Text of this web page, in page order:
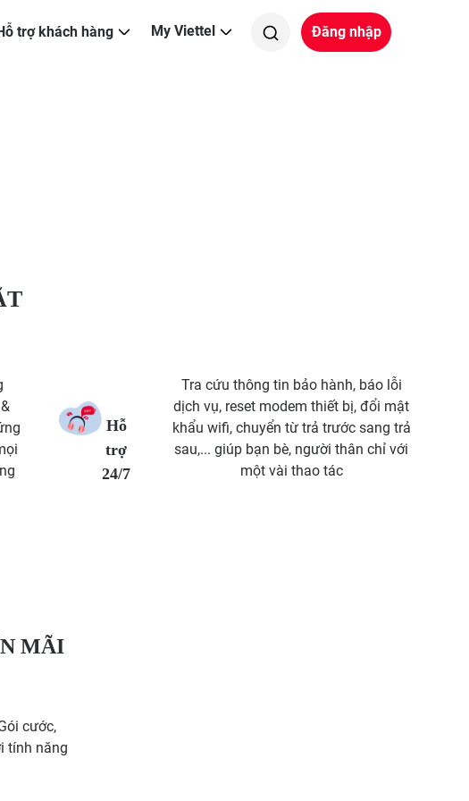
trợ khách hàng My Viettel Đăng nhập
Hỗ
trợ
24/7
Tra cứu thông tin bảo hành, báo lỗi
dịch vụ, reset modem thiết bị, đổi mật
khẩu wifi, chuyển từ trả trước sang trả
sau,... giúp bạn bè, người thân chỉ với
một vài thao tác
MÃI
cước,
tính năng